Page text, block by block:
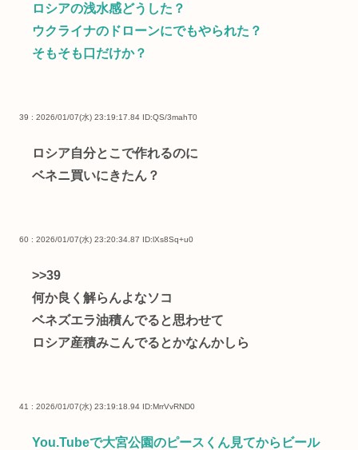
ロシアの浅水感どうした？
ウクライナのドローンにでもやられた？
そもそも口だけか？
39 : 2026/01/07(水) 23:19:17.84 ID:QS/3mahT0
ロシア自分とこで作れるのに
ベネニ買いにきたん？
60 : 2026/01/07(水) 23:20:34.87 ID:lXs8Sq+u0
>>39
何か良く解らんよなソコ
ベネズエラ油積んでると思わせて
ロシア産積みこんでるとかなんかしら
41 : 2026/01/07(水) 23:19:18.94 ID:MrrVvRND0
You.Tubeで大宮公園のピースくん見てからビール